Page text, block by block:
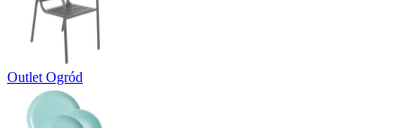
Outlet Ogród